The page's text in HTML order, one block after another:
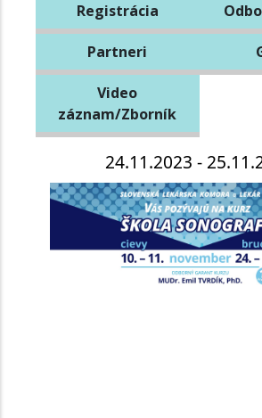
Registrácia
Partneri
Video
záznam/Zborník
24.11.2023 -